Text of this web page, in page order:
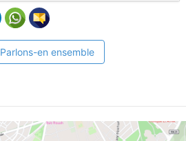
Parlons-en ensemble